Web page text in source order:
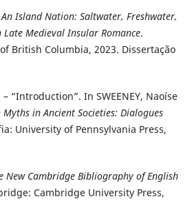
An Island Nation: Saltwater, Freshwater,
Medieval Insular Romance.
British Columbia, 2023. Dissertação
– “Introduction”. In SWEENEY, Naoíse
in Ancient Societies: Dialogues
University of Pennsylvania Press,
New Cambridge Bibliography of English
Cambridge University Press,